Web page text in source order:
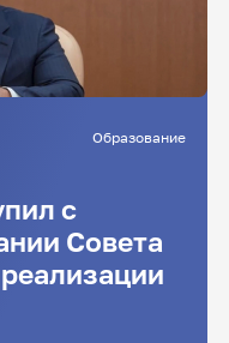
Образование
с
Совета